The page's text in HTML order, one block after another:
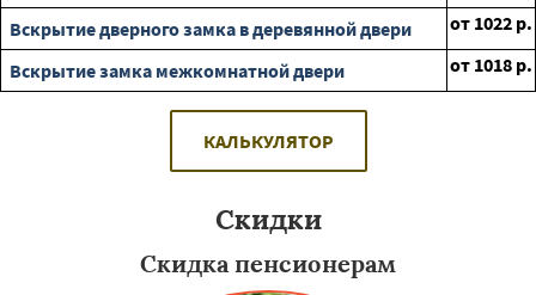
Вскрытие дверного замка в деревянной двери от 1022 р.
Вскрытие замка межкомнатной двери
от 1018 р.
КАЛЬКУЛЯТОР
Скидки
Скидка пенсионерам